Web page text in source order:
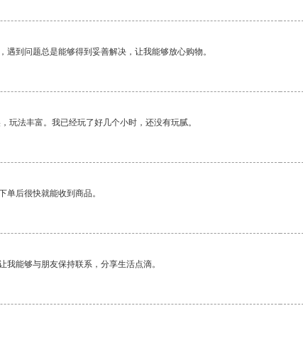
遇到问题总是能够得到妥善解决，让我能够放心购物。
玩法丰富。我已经玩了好几个小时，还没有玩腻。
单后很快就能收到商品。
我能够与朋友保持联系，分享生活点滴。